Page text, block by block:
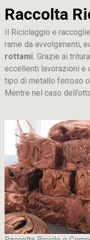
Raccolta
Il Riciclaggio e
rame da avvolgimenti,
rottami. Grazie ai
eccellenti lavorazioni e
tipo di metallo ferroso
Mentre nel caso